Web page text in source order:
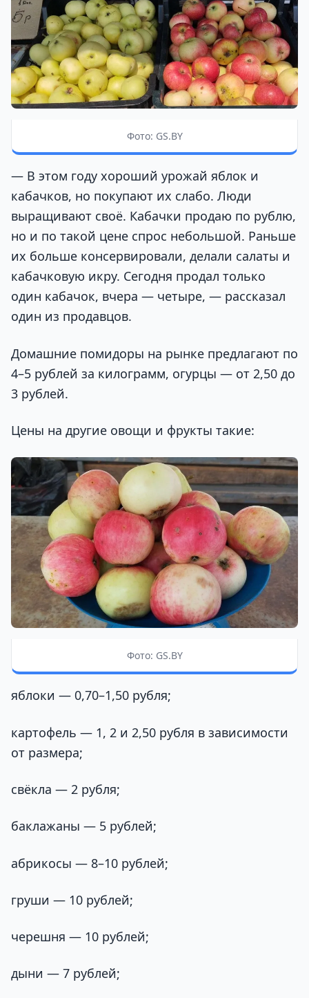
Фото: GS.BY
— В этом году хороший урожай яблок и
кабачков, но покупают их слабо. Люди
выращивают своё. Кабачки продаю по рублю,
но и по такой цене спрос небольшой. Раньше
их больше консервировали, делали салаты и
кабачковую икру. Сегодня продал только
один кабачок, вчера — четыре, — рассказал
один из продавцов.
Домашние помидоры на рынке предлагают по
4–5 рублей за килограмм, огурцы — от 2,50 до
3 рублей.
Цены на другие овощи и фрукты такие:
Фото: GS.BY
яблоки — 0,70–1,50 рубля;
картофель — 1, 2 и 2,50 рубля в зависимости
от размера;
свёкла — 2 рубля;
баклажаны — 5 рублей;
абрикосы — 8–10 рублей;
груши — 10 рублей;
черешня — 10 рублей;
дыни — 7 рублей;